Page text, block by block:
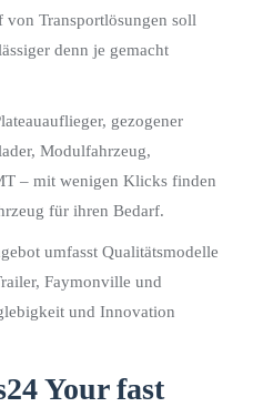
Transportlösungen soll
denn je gemacht
gezogener
Modulfahrzeug,
– mit wenigen Klicks finden
für ihren Bedarf.
umfasst Qualitätsmodelle
Faymonville und
und Innovation